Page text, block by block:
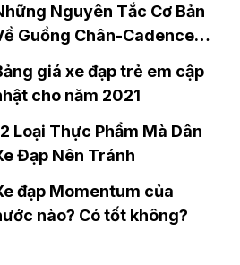
Nguyên Tắc Cơ Bản
Guồng Chân-Cadence
giá xe đạp trẻ em cập
cho năm 2021
Loại Thực Phẩm Mà Dân
Đạp Nên Tránh
đạp Momentum của
nào? Có tốt không?